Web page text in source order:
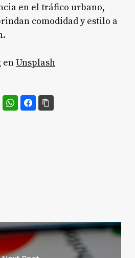
en el tráfico urbano,
comodidad y estilo a
enUnsplash